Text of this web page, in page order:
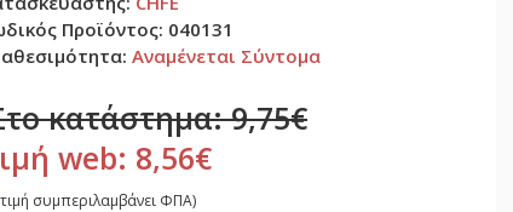
Προϊόντος: 040131
Αναμένεται Σύντομα
κατάστημα: 9,75€
web: 8,56€
συμπεριλαμβάνει ΦΠΑ)